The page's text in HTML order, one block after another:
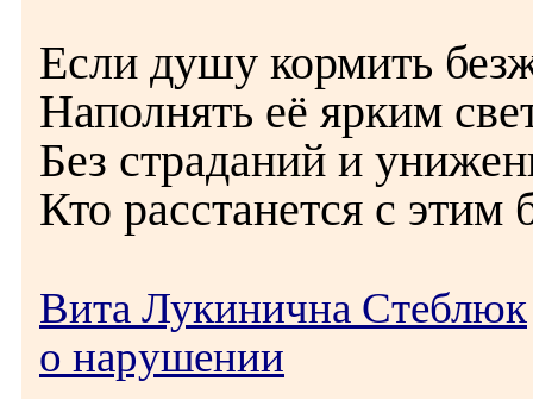
Если душу кормить
Наполнять её ярким
Без страданий и
Кто расстанется с этим
Вита Лукинична Стеблюк
о нарушении